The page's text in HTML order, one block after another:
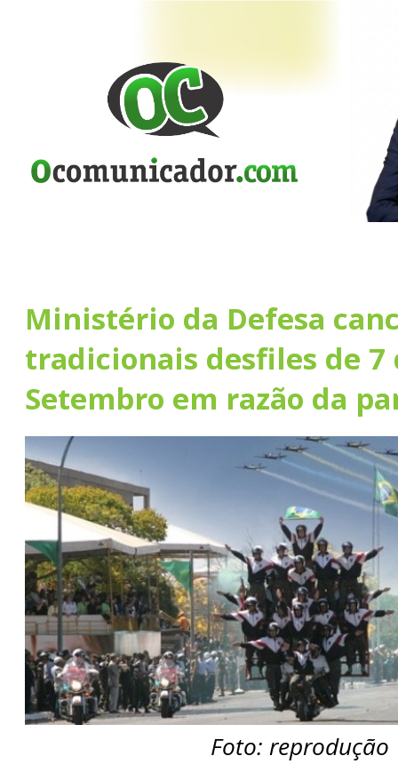
Ministério da Defesa
tradicionais desfiles de 7
Setembro em razão da
Foto: reprodução